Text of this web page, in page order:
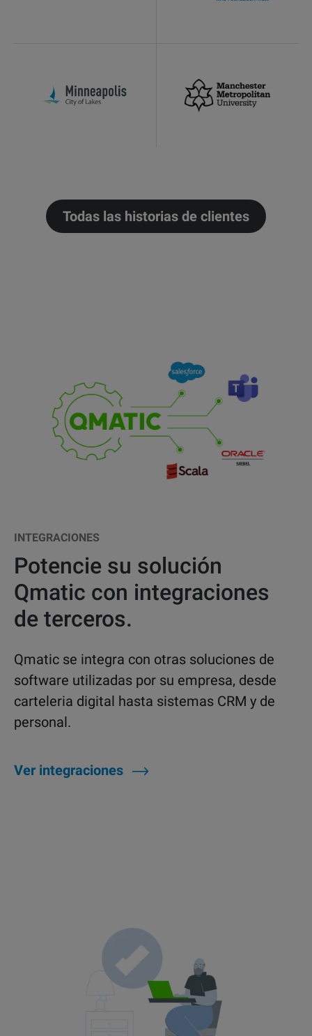
Todas las historias de clientes
INTEGRACIONES
Potencie su solución
Qmatic con integraciones
de terceros.
Qmatic se integra con otras soluciones de
software utilizadas por su empresa, desde
carteleria digital hasta sistemas CRM y de
personal.
Ver integraciones